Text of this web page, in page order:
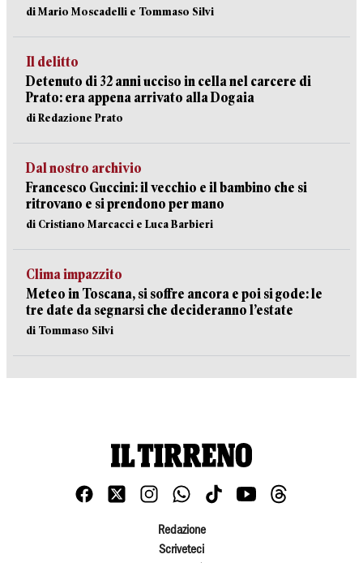
di Mario Moscadelli e Tommaso Silvi
Il delitto
Detenuto di 32 anni ucciso in cella nel carcere di
Prato: era appena arrivato alla Dogaia
di Redazione Prato
Dal nostro archivio
Francesco Guccini: il vecchio e il bambino che si
ritrovano e si prendono per mano
di Cristiano Marcacci e Luca Barbieri
Clima impazzito
Meteo in Toscana, si soffre ancora e poi si gode: le
tre date da segnarsi che decideranno l’estate
di Tommaso Silvi
Redazione
Scriveteci